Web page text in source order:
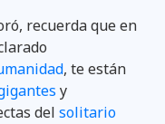
recuerda que en
, te están
y
del solitario